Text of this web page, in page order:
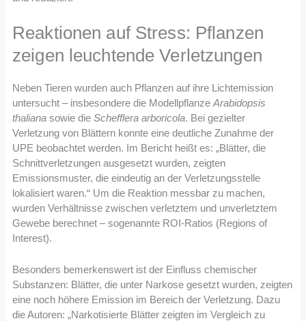
Reaktionen auf Stress: Pflanzen
zeigen leuchtende Verletzungen
Neben Tieren wurden auch Pflanzen auf ihre Lichtemission
untersucht – insbesondere die ModellpflanzeArabidopsis
thaliana sowie dieSchefflera arboricola. Bei gezielter
Verletzung von Blättern konnte eine deutliche Zunahme der
UPE beobachtet werden. Im Bericht heißt es: „Blätter, die
Schnittverletzungen ausgesetzt wurden, zeigten
Emissionsmuster, die eindeutig an der Verletzungsstelle
lokalisiert waren.“ Um die Reaktion messbar zu machen,
wurden Verhältnisse zwischen verletztem und unverletztem
Gewebe berechnet – sogenannte ROI-Ratios (Regions of
Interest).
Besonders bemerkenswert ist der Einfluss chemischer
Substanzen: Blätter, die unter Narkose gesetzt wurden, zeigten
eine noch höhere Emission im Bereich der Verletzung. Dazu
die Autoren: „Narkotisierte Blätter zeigten im Vergleich zu